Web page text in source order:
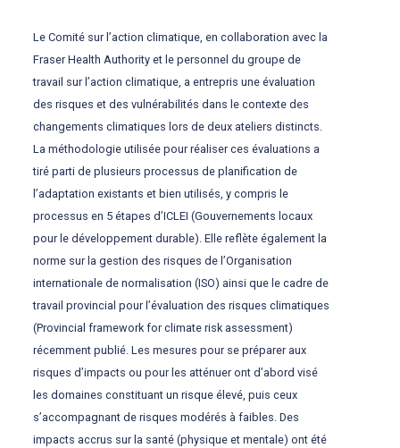
Le Comité sur l’action climatique, en collaboration avec la
Fraser Health Authority et le personnel du groupe de
travail sur l’action climatique, a entrepris une évaluation
des risques et des vulnérabilités dans le contexte des
changements climatiques lors de deux ateliers distincts.
La méthodologie utilisée pour réaliser ces évaluations a
tiré parti de plusieurs processus de planification de
l’adaptation existants et bien utilisés, y compris le
processus en 5 étapes d’ICLEI (Gouvernements locaux
pour le développement durable). Elle reflète également la
norme sur la gestion des risques de l’Organisation
internationale de normalisation (ISO) ainsi que le cadre de
travail provincial pour l’évaluation des risques climatiques
(Provincial framework for climate risk assessment)
récemment publié. Les mesures pour se préparer aux
risques d’impacts ou pour les atténuer ont d’abord visé
les domaines constituant un risque élevé, puis ceux
s’accompagnant de risques modérés à faibles. Des
impacts accrus sur la santé (physique et mentale) ont été